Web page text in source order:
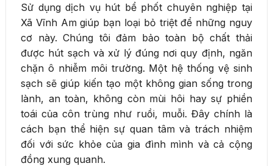
Sử dụng dịch vụ hút bể phốt chuyên nghiệp tại
Xã Vĩnh Am giúp bạn loại bỏ triệt để những nguy
cơ này. Chúng tôi đảm bảo toàn bộ chất thải
được hút sạch và xử lý đúng nơi quy định, ngăn
chặn ô nhiễm môi trường. Một hệ thống vệ sinh
sạch sẽ giúp kiến tạo một không gian sống trong
lành, an toàn, không còn mùi hôi hay sự phiền
toái của côn trùng như ruồi, muỗi. Đây chính là
cách bạn thể hiện sự quan tâm và trách nhiệm
đối với sức khỏe của gia đình mình và cả cộng
đồng xung quanh.